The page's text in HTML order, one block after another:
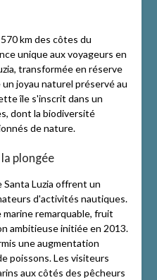
km des côtes du
unique aux voyageurs en
transformée en réserve
joyau naturel préservé au
île s'inscrit dans un
dont la biodiversité
de nature.
plongée
Santa Luzia offrent un
d'activités nautiques.
remarquable, fruit
ambitieuse initiée en 2013.
une augmentation
poissons. Les visiteurs
aux côtés des pêcheurs